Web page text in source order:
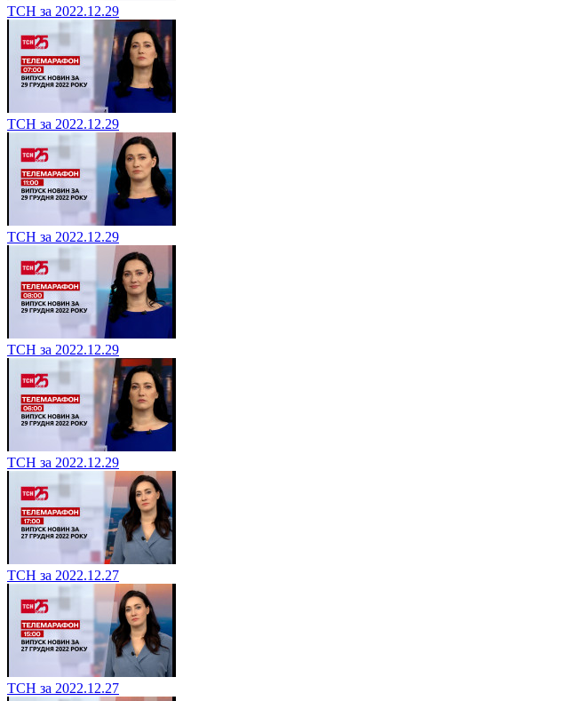
ТСН за 2022.12.29
ТСН за 2022.12.29
ТСН за 2022.12.29
ТСН за 2022.12.29
ТСН за 2022.12.29
ТСН за 2022.12.27
ТСН за 2022.12.27